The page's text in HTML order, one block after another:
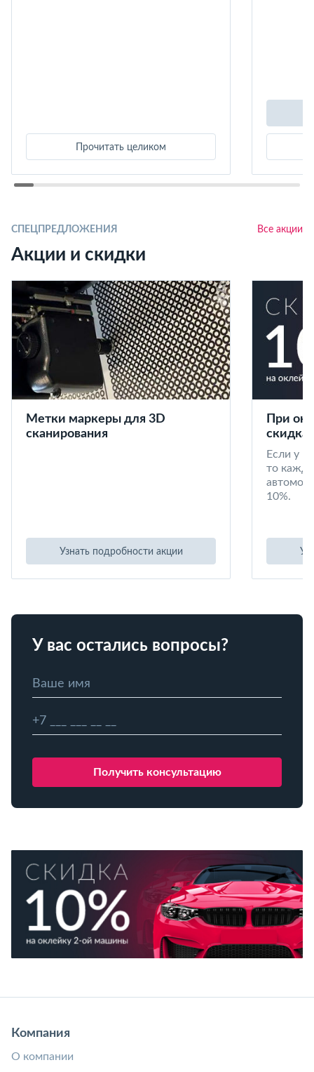
Прочитать целиком
СПЕЦПРЕДЛОЖЕНИЯ Все акции
Акции и скидки
Метки маркеры для 3D
сканирования
Узнать подробности акции
При
скидка
Если у
то
10%.
У вас остались вопросы?
Компания
О компании